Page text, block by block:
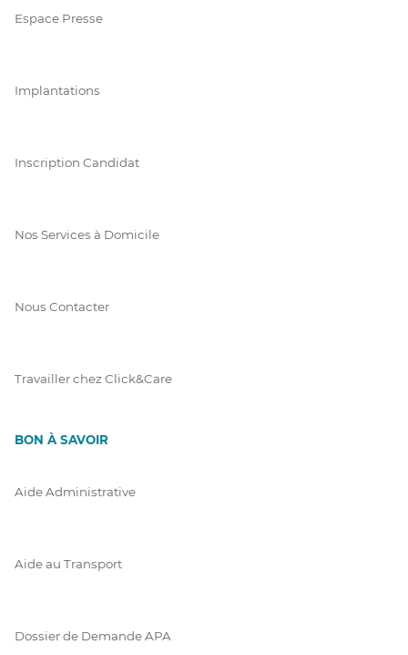
Espace Presse
Implantations
Inscription Candidat
Nos Services à Domicile
Nous Contacter
Travailler chez Click&Care
BON À SAVOIR
Aide Administrative
Aide au Transport
Dossier de Demande APA